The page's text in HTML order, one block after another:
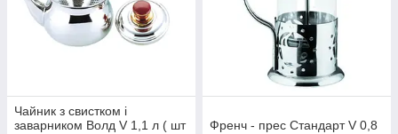
Чайник з свистком і
заварником Волд V 1,1 л ( шт
Френч - прес Стандарт V 0,8